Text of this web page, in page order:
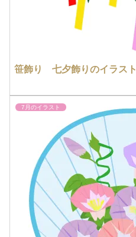
笹飾り 七夕飾りのイラスト
7月のイラスト